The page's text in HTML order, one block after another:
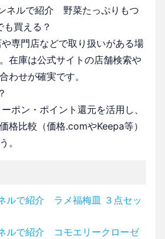
ネルで紹介 野菜たっぷりもつ
買える？
専門店などで取り扱いがある場
在庫は公式サイトの店舗検索や
わせが確実です。
ポン・ポイント還元を活用し、
格比較（価格.comやKeepa等）
。
ルで紹介 ラメ福梅皿 ３点セッ
ルで紹介 コモエリークローゼ